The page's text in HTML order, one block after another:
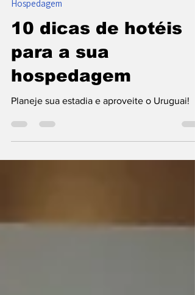
1 de jul. de 2024
3 min de leitura
Hospedagem
10 dicas de hotéis
para a sua
hospedagem
Planeje sua estadia e aproveite o Uruguai!